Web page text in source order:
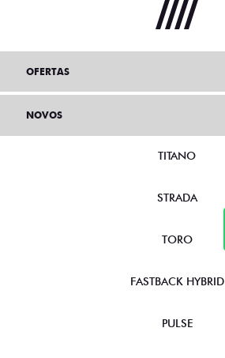
OFERTAS
NOVOS
TITANO
STRADA
TORO
FASTBACK HYBRID
PULSE